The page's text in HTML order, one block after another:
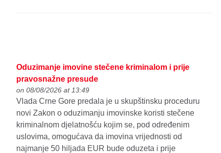
Oduzimanje imovine stečene kriminalom i prije
pravosnažne presude
on 08/08/2026 at 13:49
Vlada Crne Gore predala je u skupštinsku proceduru
novi Zakon o oduzimanju imovinske koristi stečene
kriminalnom djelatnošću kojim se, pod određenim
uslovima, omogućava da imovina vrijednosti od
najmanje 50 hiljada EUR bude oduzeta i prije